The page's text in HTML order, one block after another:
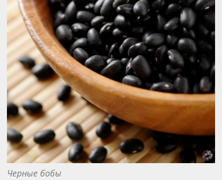
Черные бобы